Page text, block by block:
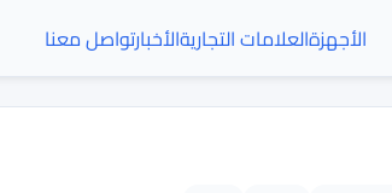
الأجهزةالعلامات التجاريةالأخبارتواصل معنا